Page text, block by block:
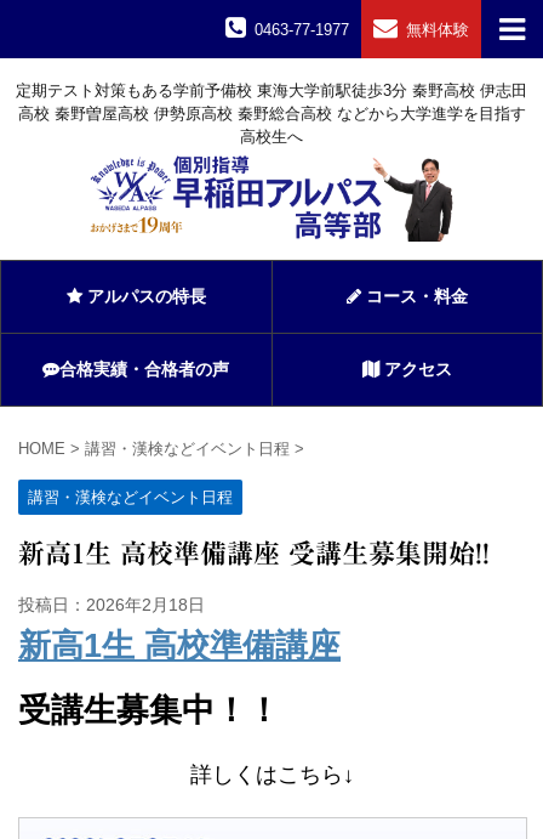
無料体験
0463-77-1977
定期テスト対策もある学前予備校 東海大学前駅徒歩3分 秦野高校 伊志田
高校 秦野曽屋高校 伊勢原高校 秦野総合高校 などから大学進学を目指す
高校生へ
アルパスの特長 コース・料金
合格実績・合格者の声 アクセス
HOME > 講習・漢検などイベント日程 >
講習・漢検などイベント日程
新高1生 高校準備講座 受講生募集開始!!
投稿日：2026年2月18日
新高1生 高校準備講座
受講生募集中！！
詳しくはこちら↓